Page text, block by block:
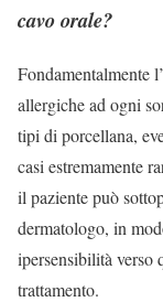
cavo orale?
Fondamentalmente
allergiche ad ogni
tipi di porcellana,
casi estremamente
il paziente può
dermatologo, in
ipersensibilità verso
trattamento.